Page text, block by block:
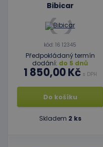
Bibicar
kód: 16 12345
Předpokládaný termín
dodání: do 5 dnů
1 850,00 Kčs DPH
Do košíku
Skladem 2 ks